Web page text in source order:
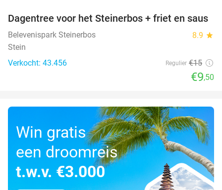
37%
Dagentree voor het Steinerbos + friet en saus
Belevenispark Steinerbos 8.9 star
Stein
Verkocht: 43.456
Regulier €15
€9,50
Win gratis
een droomreis
t.w.v. €3.000